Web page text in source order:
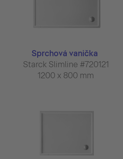
Sprchová vanička
Starck Slimline #720121
1200 x 800 mm